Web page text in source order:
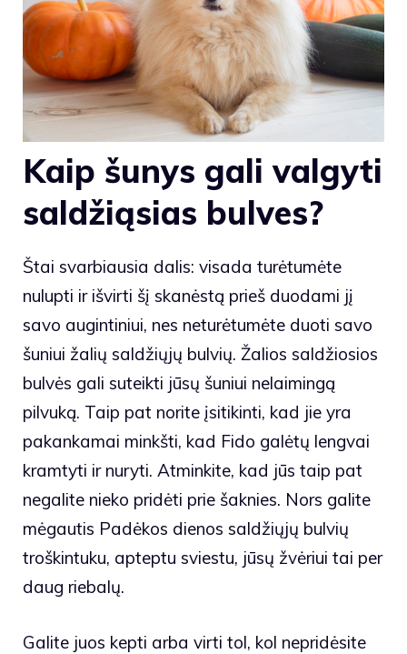
Kaip šunys gali valgyti
saldžiąsias bulves?
Štai svarbiausia dalis: visada turėtumėte
nulupti ir išvirti šį skanėstą prieš duodami jį
savo augintiniui, nes neturėtumėte duoti savo
šuniui žalių saldžiųjų bulvių. Žalios saldžiosios
bulvės gali suteikti jūsų šuniui nelaimingą
pilvuką. Taip pat norite įsitikinti, kad jie yra
pakankamai minkšti, kad Fido galėtų lengvai
kramtyti ir nuryti. Atminkite, kad jūs taip pat
negalite nieko pridėti prie šaknies. Nors galite
mėgautis Padėkos dienos saldžiųjų bulvių
troškintuku, apteptu sviestu, jūsų žvėriui tai per
daug riebalų.
Galite juos kepti arba virti tol, kol nepridėsite